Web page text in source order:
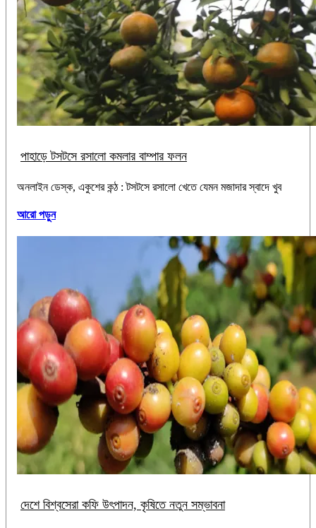
পাহাড়ে টসটসে রসালো কমলার বাম্পার ফলন
অনলাইন ডেস্ক, একুশের কন্ঠ : টসটসে রসালো খেতে যেমন মজাদার স্বাদে খুব
আরো পড়ুন
দেশে বিশ্বসেরা কফি উৎপাদন, কৃষিতে নতুন সম্ভাবনা